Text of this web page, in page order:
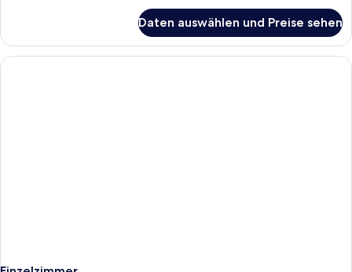
Daten auswählen und Preise sehen